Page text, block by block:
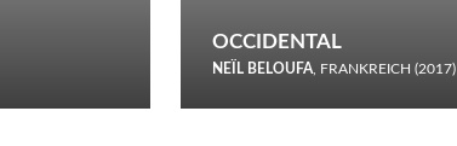
OCCIDENTAL
NEÏL BELOUFA, FRANKREICH (2017)